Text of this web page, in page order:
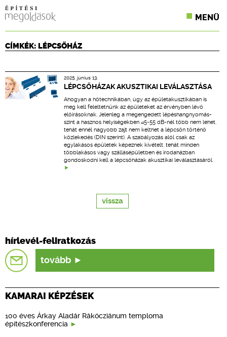
MENÜ
KONFERENCIÁK
CPR TERMÉKKIÍRÁS
ÉPÍTÉSI JOG
ONLINE KÉPZÉSEK
TERVEZÉSI SEGÉDLETEK
CÍMKÉK: LÉPCSŐHÁZ
2025. június 13.
LÉPCSŐHÁZAK AKUSZTIKAI LEVÁLASZTÁSA
Ahogyan a hőtechnikában, úgy az épületakusztikában is
meg kell feleltetnünk az épületeket az érvényben lévő
előírásoknak. Jelenleg a megengedett lépéshangnyomás-
szint a hasznos helyiségekben 45-55 dB-nél több nem lehet,
tehát ennél nagyobb zajt nem kelthet a lépcsőn történő
közlekedés (DIN szerint). A szabályozás alól csak az
egylakásos épületek képeznek kivételt, tehát minden
többlakásos vagy szállásépületben és irodaházban
gondoskodni kell a lépcsőházak akusztikai leválasztásáról.
vissza
hírlevél-feliratkozás
tovább
KAMARAI KÉPZÉSEK
100 éves Árkay Aladár Rákócziánum temploma
építészkonferencia